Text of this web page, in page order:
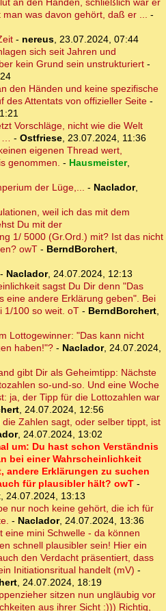
an den Händen, schließlich war er
was davon gehört, daß er ... -
- nereus, 23.07.2024, 07:44
sich seit Jahren und
kein Grund sein unstrukturiert -
den Händen und keine spezifische
des Attentats von offizieller Seite -
Vorschläge, nicht wie die Welt
… - Ostfriese, 23.07.2024, 11:36
eigenen Thread wert,
genommen. - Hausmeister,
der Lüge,... - Naclador,
weil ich das mit dem
Du mit der
1/ 5000 (Gr.Ord.) mit? Ist das nicht
owT - BerndBorchert,
- Naclador, 24.07.2024, 12:13
sagst Du Dir denn "Das
eine andere Erklärung geben". Bei
1/100 so weit. oT - BerndBorchert,
Lottogewinner: "Das kann nicht
haben!"? - Naclador, 24.07.2024,
gibt Dir als Geheimtipp: Nächste
so-und-so. Und eine Woche
ja, der Tipp für die Lottozahlen war
, 24.07.2024, 12:56
Zahlen sagt, oder selber tippt, ist
, 24.07.2024, 13:02
um: Du hast schon Verständnis
bei einer Wahrscheinlichkeit
andere Erklärungen zu suchen
für plausibler hält? owT -
, 24.07.2024, 13:13
nur noch keine gehört, die ich für
- Naclador, 24.07.2024, 13:36
eine mini Schwelle - da können
schnell plausibler sein! Hier ein
den Verdacht präsentiert, dass
Initiationsritual handelt (mV) -
, 24.07.2024, 18:19
sitzen nun ungläubig vor
aus ihrer Sicht :))) Richtig,